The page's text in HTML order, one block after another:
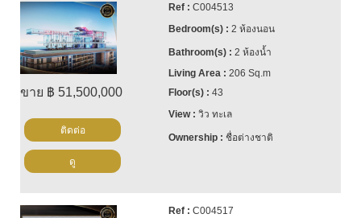
ขาย ฿ 51,500,000
C004513
2 ห้องนอน
2 ห้องน้ำ
206 Sq.m
43
วิว ทะเล
ชื่อต่างชาติ
ติดต่อ
ดู
C004517